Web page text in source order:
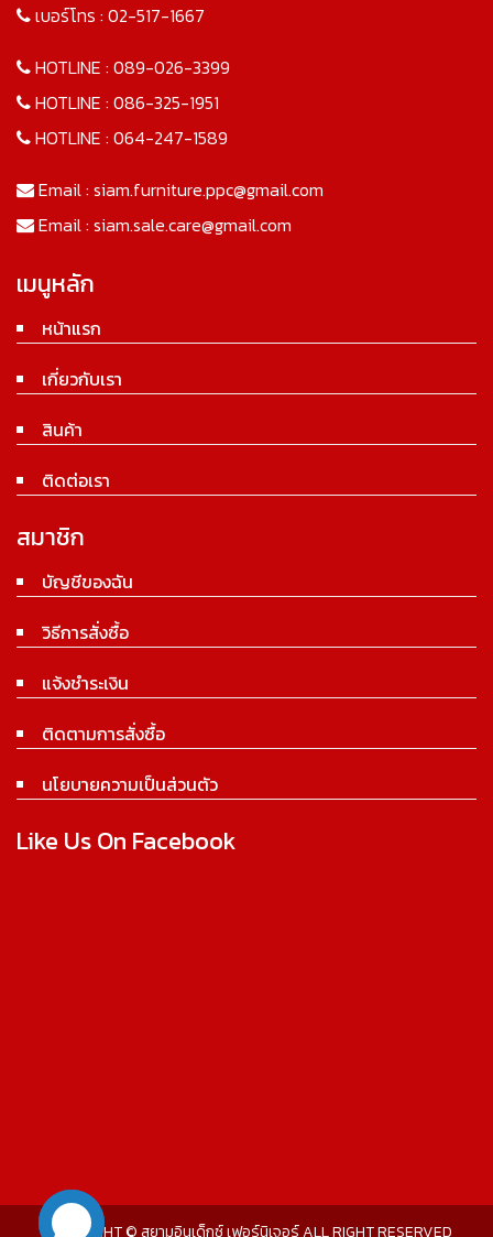
เบอร์โทร : 02-517-1667
HOTLINE : 089-026-3399
HOTLINE : 086-325-1951
HOTLINE : 064-247-1589
Email : siam.furniture.ppc@gmail.com
Email : siam.sale.care@gmail.com
เมนูหลัก
หน้าแรก
เกี่ยวกับเรา
สินค้า
ติดต่อเรา
สมาชิก
บัญชีของฉัน
วิธีการสั่งซื้อ
แจ้งชำระเงิน
ติดตามการสั่งซื้อ
นโยบายความเป็นส่วนตัว
Like Us On Facebook
COPYRIGHT © สยามอินเด็กซ์ เฟอร์นิเจอร์ ALL RIGHT RESERVED